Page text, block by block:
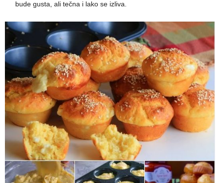
bude gusta, ali tečna i lako se izliva.